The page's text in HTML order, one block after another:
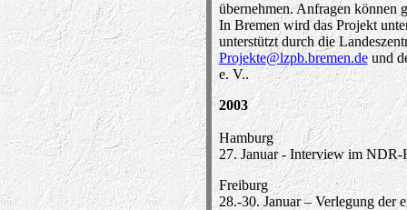
übernehmen. Anfragen können
In Bremen wird das Projekt
unterstützt durch die
Projekte@lzpb.bremen.deund
e. V..
2003
Hamburg
27. Januar - Interview im
Freiburg
28.-30. Januar – Verlegung der